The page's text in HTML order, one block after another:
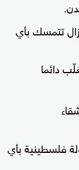
تتمسك بأي
دائما
فلسطينية بأي